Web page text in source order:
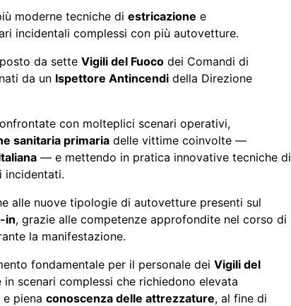
moderne tecniche di estricazione e
incidentali complessi con più autovetture.
da sette Vigili del Fuoco dei Comandi di
da un Ispettore Antincendi della Direzione
con molteplici scenari operativi,
sanitaria primaria delle vittime coinvolte —
— e mettendo in pratica innovative tecniche di
incidentati.
alle nuove tipologie di autovetture presenti sul
in, grazie alle competenze approfondite nel corso di
la manifestazione.
fondamentale per il personale dei Vigili del
scenari complessi che richiedono elevata
e piena conoscenza delle attrezzature, al fine di